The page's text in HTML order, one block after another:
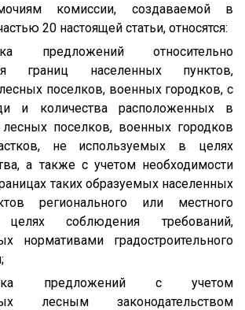
комиссии, создаваемой в
20 настоящей статьи, относятся:
предложений относительно
границ населенных пунктов,
поселков, военных городков, с
и количества расположенных в
лесных поселков, военных городков
не используемых в целях
а также с учетом необходимости
таких образуемых населенных
регионального или местного
соблюдения требований,
нормативами градостроительного
предложений с учетом
лесным законодательством